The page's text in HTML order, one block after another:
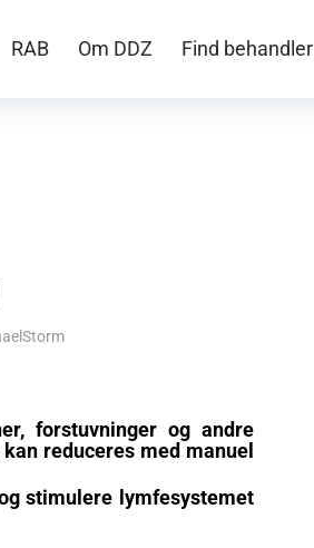
RAB Om DDZ Find behandler
forstuvninger og andre
reduceres med manuel
stimulere lymfesystemet